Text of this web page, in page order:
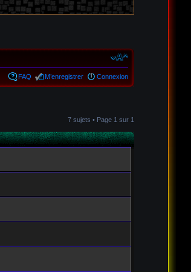
FAQ M’enregistrer Connexion
7 sujets • Page 1 sur 1